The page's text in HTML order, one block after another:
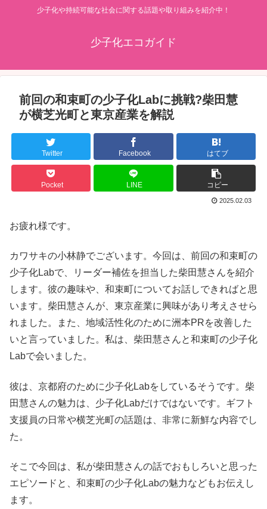
少子化や持続可能な社会に関する話題や取り組みを紹介中！
少子化エコガイド
前回の和束町の少子化Labに挑戦?柴田慧
が横芝光町と東京産業を解説
Twitter Facebook はてブ
Pocket LINE コピー
2025.02.03
お疲れ様です。
カワサキの小林静でございます。今回は、前回の和束町の
少子化Labで、リーダー補佐を担当した柴田慧さんを紹介
します。彼の趣味や、和束町についてお話しできればと思
います。柴田慧さんが、東京産業に興味があり考えさせら
れました。また、地域活性化のために洲本PRを改善した
いと言っていました。私は、柴田慧さんと和束町の少子化
Labで会いました。
彼は、京都府のために少子化Labをしているそうです。柴
田慧さんの魅力は、少子化Labだけではないです。ギフト
支援員の日常や横芝光町の話題は、非常に新鮮な内容でし
た。
そこで今回は、私が柴田慧さんの話でおもしろいと思った
エピソードと、和束町の少子化Labの魅力などもお伝えし
ます。